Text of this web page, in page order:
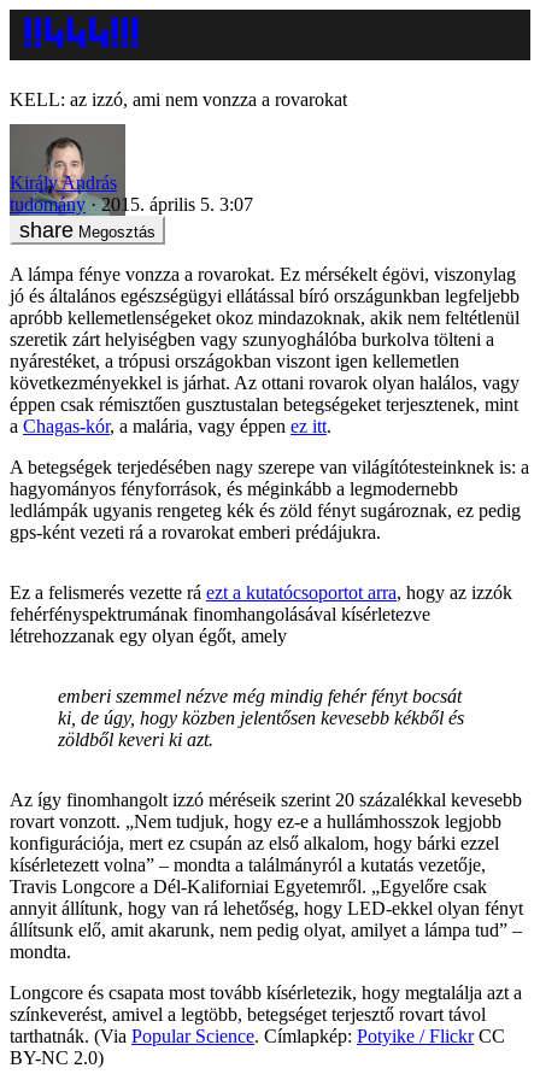
KELL: az izzó, ami nem vonzza a rovarokat
Király András
tudomány
2015. április 5. 3:07
Megosztás
A lámpa fénye vonzza a rovarokat. Ez mérsékelt égövi, viszonylag
jó és általános egészségügyi ellátással bíró országunkban legfeljebb
apróbb kellemetlenségeket okoz mindazoknak, akik nem feltétlenül
szeretik zárt helyiségben vagy szunyoghálóba burkolva tölteni a
nyárestéket, a trópusi országokban viszont igen kellemetlen
következményekkel is járhat. Az ottani rovarok olyan halálos, vagy
éppen csak rémisztően gusztustalan betegségeket terjesztenek, mint
a Chagas-kór, a malária, vagy éppen ez itt.
A betegségek terjedésében nagy szerepe van világítótesteinknek is: a
hagyományos fényforrások, és méginkább a legmodernebb
ledlámpák ugyanis rengeteg kék és zöld fényt sugároznak, ez pedig
gps-ként vezeti rá a rovarokat emberi prédájukra.
Ez a felismerés vezette rá ezt a kutatócsoportot arra, hogy az izzók
fehérfényspektrumának finomhangolásával kísérletezve
létrehozzanak egy olyan égőt, amely
emberi szemmel nézve még mindig fehér fényt bocsát
ki, de úgy, hogy közben jelentősen kevesebb kékből és
zöldből keveri ki azt.
Az így finomhangolt izzó méréseik szerint 20 százalékkal kevesebb
rovart vonzott. „Nem tudjuk, hogy ez-e a hullámhosszok legjobb
konfigurációja, mert ez csupán az első alkalom, hogy bárki ezzel
kísérletezett volna” – mondta a találmányról a kutatás vezetője,
Travis Longcore a Dél-Kaliforniai Egyetemről. „Egyelőre csak
annyit állítunk, hogy van rá lehetőség, hogy LED-ekkel olyan fényt
állítsunk elő, amit akarunk, nem pedig olyat, amilyet a lámpa tud” –
mondta.
Longcore és csapata most tovább kísérletezik, hogy megtalálja azt a
színkeverést, amivel a legtöbb, betegséget terjesztő rovart távol
tarthatnák. (Via Popular Science. Címlapkép: Potyike / FlickrCC
BY-NC 2.0)